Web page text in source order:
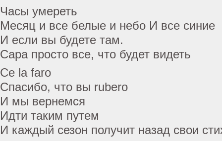
Часы умереть
Месяц и все белые и небо И все синие
И если вы будете там.
Сара просто все, что будет видеть
Ce la faro
Спасибо, что вы rubero
И мы вернемся
Идти таким путем
И каждый сезон получит назад свои